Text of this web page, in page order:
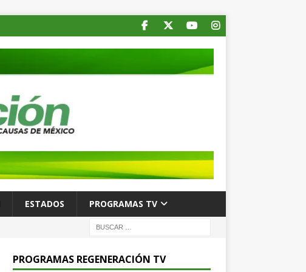
ESTADOS PROGRAMAS TV
PROGRAMAS REGENERACIÓN TV